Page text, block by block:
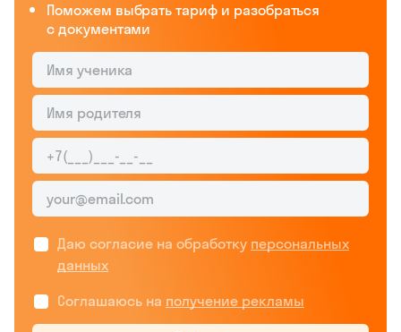
Поможем выбрать тариф и разобраться
с документами
Даю согласие на обработку персональных
данных
Соглашаюсь на получение рекламы